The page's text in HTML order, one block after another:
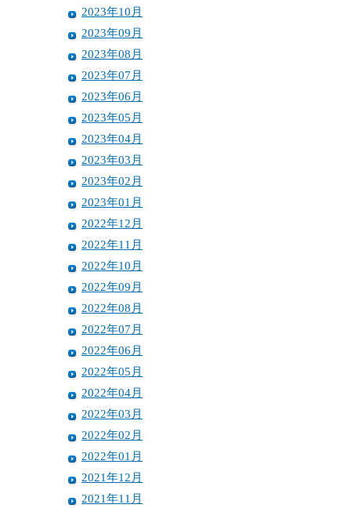
2023年10月
2023年09月
2023年08月
2023年07月
2023年06月
2023年05月
2023年04月
2023年03月
2023年02月
2023年01月
2022年12月
2022年11月
2022年10月
2022年09月
2022年08月
2022年07月
2022年06月
2022年05月
2022年04月
2022年03月
2022年02月
2022年01月
2021年12月
2021年11月